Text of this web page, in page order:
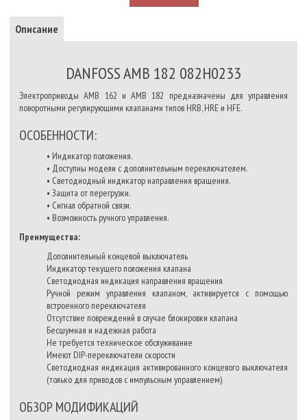
Описание
DANFOSS AMB 182 082H0233
Электроприводы AMB 162 и AMB 182 предназначены для управления
поворотными регулирующими клапанами типов HRB, HRE и HFE.
ОСОБЕННОСТИ:
• Индикатор положения.
• Доступны модели с дополнительным переключателем.
• Светодиодный индикатор направления вращения.
• Защита от перегрузки.
• Сигнал обратной связи.
• Возможность ручного управления.
Преимущества:
Дополнительный концевой выключатель
Индикатор текущего положения клапана
Светодиодная индикация направления вращения
Ручной режим управления клапаном, активируется с помощью
встроенного переключателя
Отсутствие повреждений в случае блокировки клапана
Бесшумная и надежная работа
Не требуется техническое обслуживание
Имеют DIP-переключатели скорости
Светодиодная индикация активированного концевого выключателя
(только для приводов с импульсным управлением)
ОБЗОР МОДИФИКАЦИЙ